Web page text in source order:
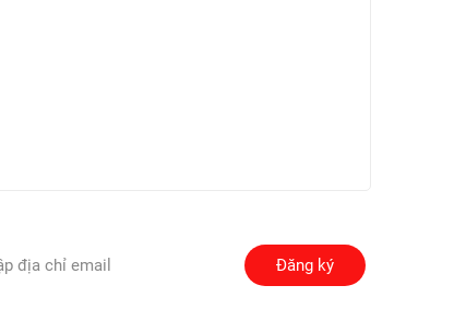
Đăng ký